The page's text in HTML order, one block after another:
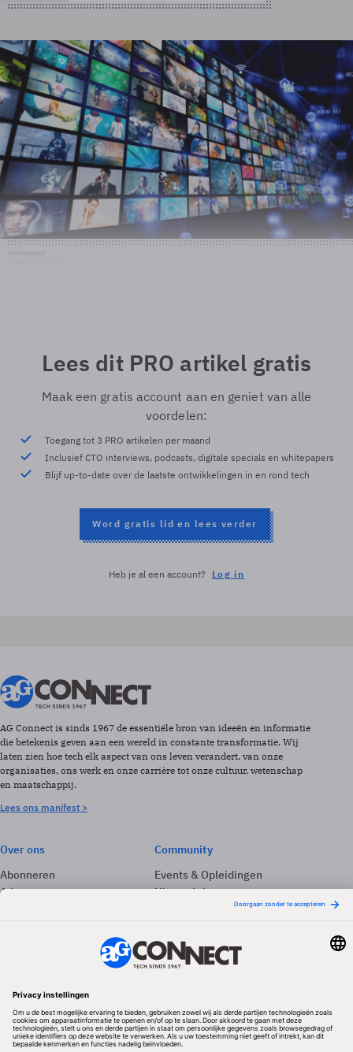
Lees dit PRO artikel gratis
Maak een gratis account aan en geniet van alle
voordelen:
Toegang tot 3 PRO artikelen per maand
Inclusief CTO interviews, podcasts, digitale specials en whitepapers
Blijf up-to-date over de laatste ontwikkelingen in en rond tech
Word gratis lid en lees verder
Heb je al een account? Log in
AG Connect is sinds 1967 de essentiële bron van ideeën en informatie
die betekenis geven aan een wereld in constante transformatie. Wij
laten zien hoe tech elk aspect van ons leven verandert, van onze
organisaties, ons werk en onze carrière tot onze cultuur, wetenschap
en maatschappij.
Lees ons manifest >
Over ons
Abonneren
Adverteren
Community
Events & Opleidingen
Nieuwsbrieven
Volg ons